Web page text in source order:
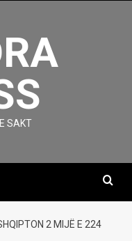
SAKT
2 MIJË E 224